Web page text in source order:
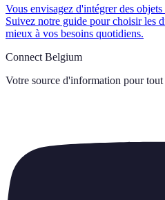
Vous envisagez d'intégrer des
Suivez notre guide pour choisir les
mieux à vos besoins quotidiens.
Connect Belgium
Votre source d'information pour